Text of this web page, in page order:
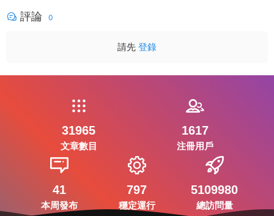
評論 0
請先 登錄
31965
文章數目
1617
注冊用戶
41
本周發布
797
穩定運行
5109980
總訪問量